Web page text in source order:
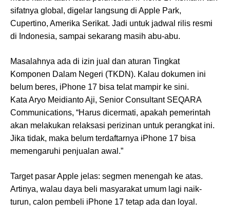
sifatnya global, digelar langsung di Apple Park,
Cupertino, Amerika Serikat. Jadi untuk jadwal rilis resmi
di Indonesia, sampai sekarang masih abu-abu.
Masalahnya ada di izin jual dan aturan Tingkat
Komponen Dalam Negeri (TKDN). Kalau dokumen ini
belum beres, iPhone 17 bisa telat mampir ke sini.
Kata Aryo Meidianto Aji, Senior Consultant SEQARA
Communications, “Harus dicermati, apakah pemerintah
akan melakukan relaksasi perizinan untuk perangkat ini.
Jika tidak, maka belum terdaftarnya iPhone 17 bisa
memengaruhi penjualan awal.”
Target pasar Apple jelas: segmen menengah ke atas.
Artinya, walau daya beli masyarakat umum lagi naik-
turun, calon pembeli iPhone 17 tetap ada dan loyal.